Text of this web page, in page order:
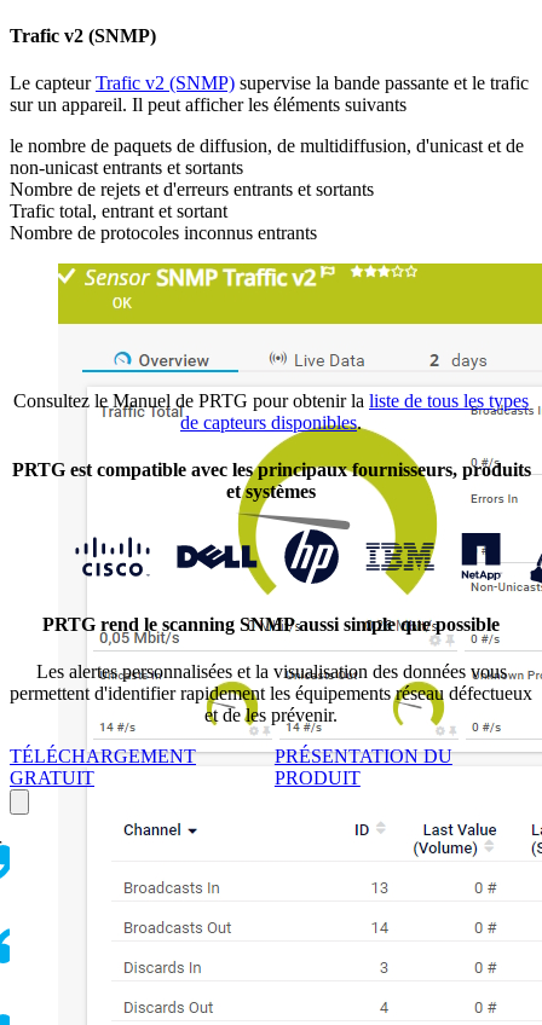
Trafic v2 (SNMP)
Le capteurTrafic v2 (SNMP) supervise la bande passante et le trafic
sur un appareil. Il peut afficher les éléments suivants
le nombre de paquets de diffusion, de multidiffusion, d'unicast et de
non-unicast entrants et sortants
Nombre de rejets et d'erreurs entrants et sortants
Trafic total, entrant et sortant
Nombre de protocoles inconnus entrants
Consultez le Manuel de PRTG pour obtenir la liste de tous les types
de capteurs disponibles.
PRTG est compatible avec les principaux fournisseurs, produits
et systèmes
PRTG rend le scanning SNMP aussi simple que possible
Les alertes personnalisées et la visualisation des données vous
permettent d'identifier rapidement les équipements réseau défectueux
et de les prévenir.
TÉLÉCHARGEMENT
GRATUIT
PRÉSENTATION DU
PRODUIT